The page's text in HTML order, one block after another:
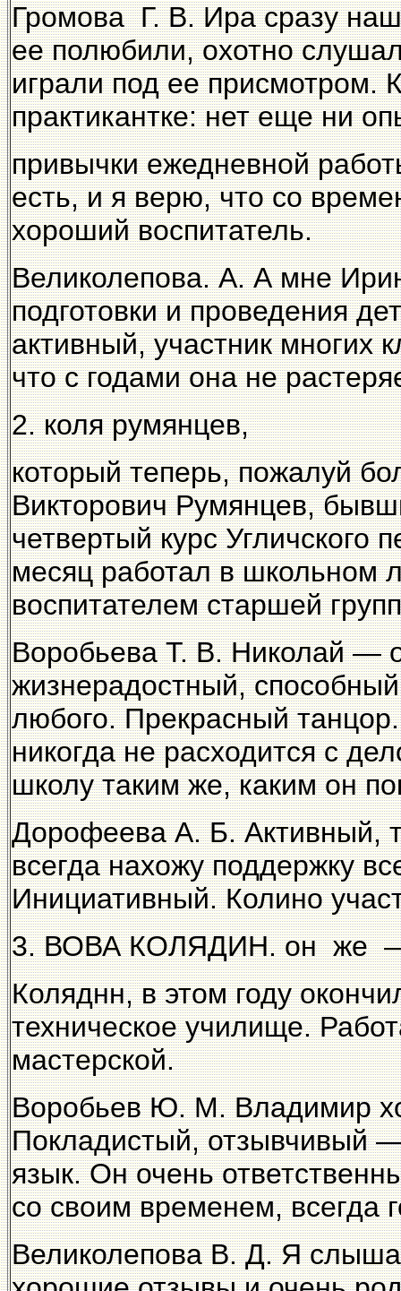
Громова Г. В. Ира сразу
ее полюбили, охотно
играли под ее присмотром.
практикантке: нет еще ни
привычки ежедневной
есть, и я верю, что со
хороший воспитатель.
Великолепова. А. А мне
подготовки и проведения
активный, участник многих
что с годами она не
2. коля румянцев,
который теперь, пожалуй
Викторович Румянцев,
четвертый курс
месяц работал в школьном
воспитателем старшей
Воробьева Т. В. Николай —
жизнерадостный,
любого. Прекрасный
никогда не расходится с
школу таким же, каким он
Дорофеева А. Б. Активный,
всегда нахожу поддержку
Инициативный. Колино
3. ВОВА КОЛЯДИН. он же
Коляднн, в этом году
техническое училище.
мастерской.
Воробьев Ю. М. Владимир
Покладистый, отзывчивый
язык. Он очень
со своим временем, всегда
Великолепова В. Д. Я